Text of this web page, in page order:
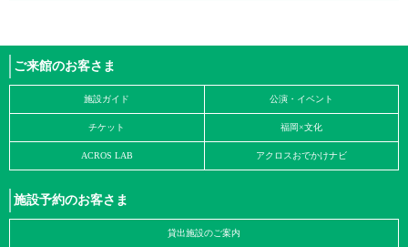
ご来館のお客さま
施設ガイド 公演・イベント
チケット 福岡×文化
ACROS LAB アクロスおでかけナビ
施設予約のお客さま
貸出施設のご案内